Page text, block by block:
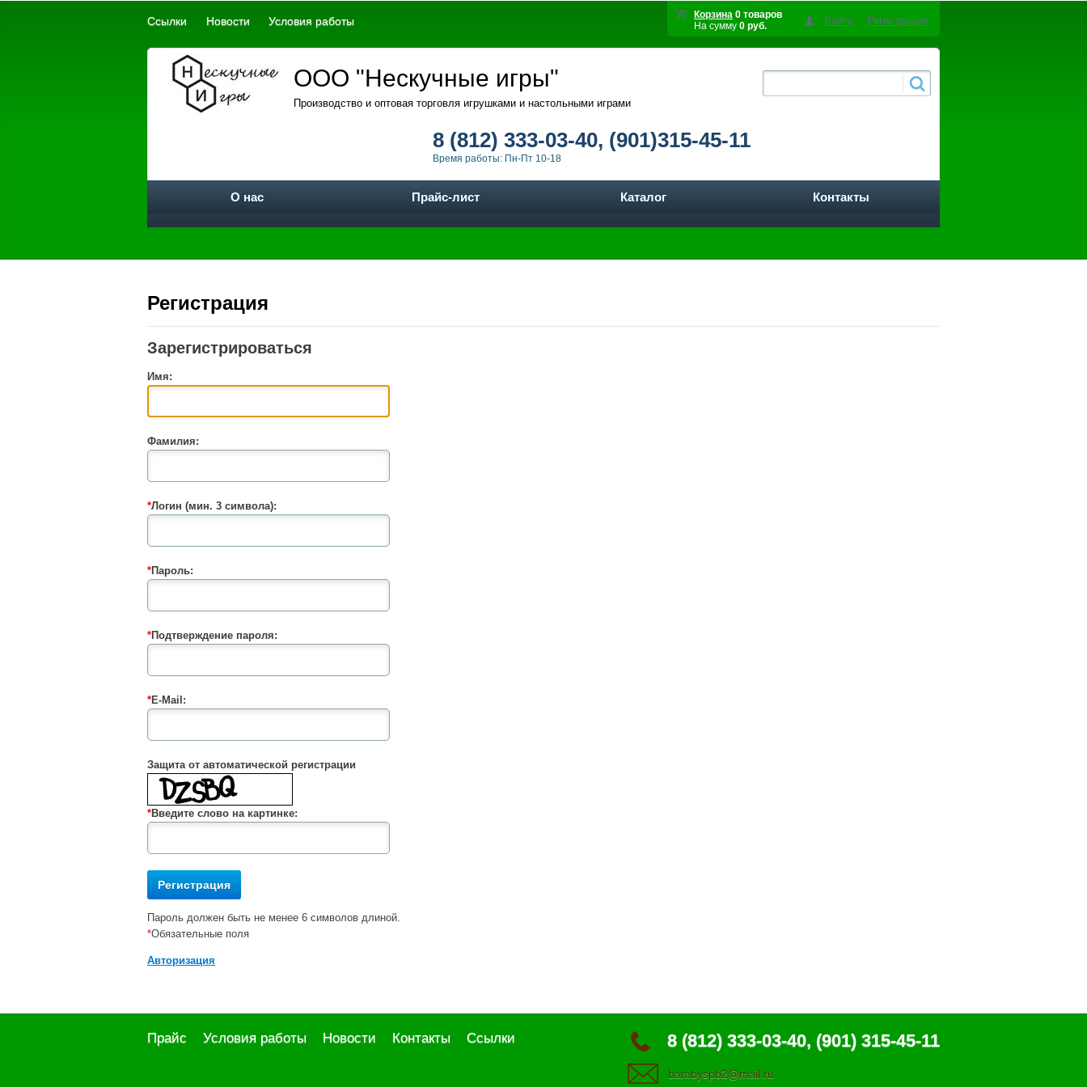
Корзина 0 товаров
На сумму 0 руб. Войти Регистрация
Ссылки Новости Условия работы
ООО "Нескучные игры"
Производство и оптовая торговля игрушками и настольными играми
8 (812) 333-03-40, (901)315-45-11
Время работы: Пн-Пт 10-18
О нас Прайс-лист Каталог Контакты
Регистрация
Зарегистрироваться
Имя:
Фамилия:
*Логин (мин. 3 символа):
*Пароль:
*Подтверждение пароля:
*E-Mail:
Защита от автоматической регистрации
*Введите слово на картинке:
Пароль должен быть не менее 6 символов длиной.
*Обязательные поля
Авторизация
8 (812) 333-03-40, (901) 315-45-11
bambyspb2@mail.ru
Прайс Условия работы Новости Контакты Ссылки